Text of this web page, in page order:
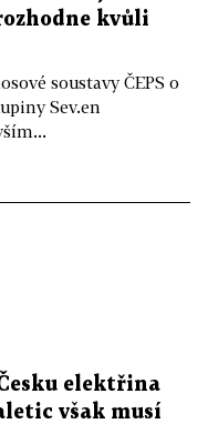
kvůli
soustavy ČEPS o
Sev.en
elektřina
však musí